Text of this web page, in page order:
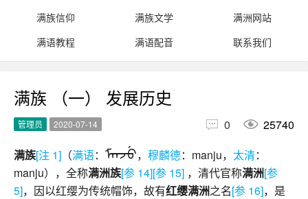
满族信仰
满族文学
满洲网站
满语教程
满语配音 联系我们
满族 （一） 发展历史
管理员 2020-07-14  0  25740
满族[注 1] （满语： ᠮᠠᠨᠵᡠ， 穆麟德： manju， 太清：
manju），全称满洲族[参 14][参 15] ，清代官称满洲[参
5]，因以红缨为传统帽饰，故有红缨满洲之名[参 16]，是